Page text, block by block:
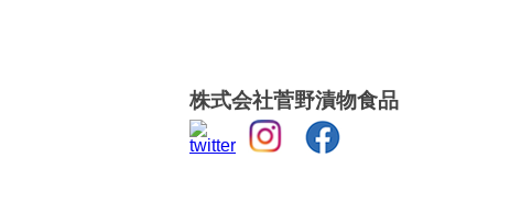
株式会社菅野漬物食品